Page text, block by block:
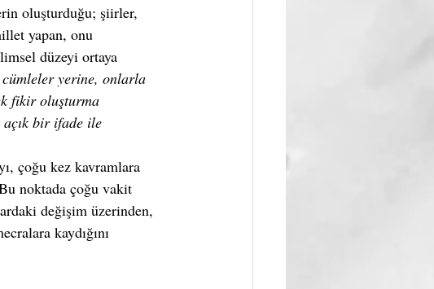
oluşturduğu; şiirler,
yapan, onu
düzeyi ortaya
yerine, onlarla
fikir oluşturma
bir ifade ile
çoğu kez kavramlara
noktada çoğu vakit
değişim üzerinden,
kaydığını